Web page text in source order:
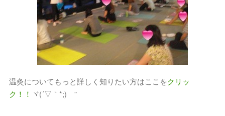
温灸についてもっと詳しく知りたい方はここをクリッ
ク！！ ヾ(´▽｀*;)ゝ”